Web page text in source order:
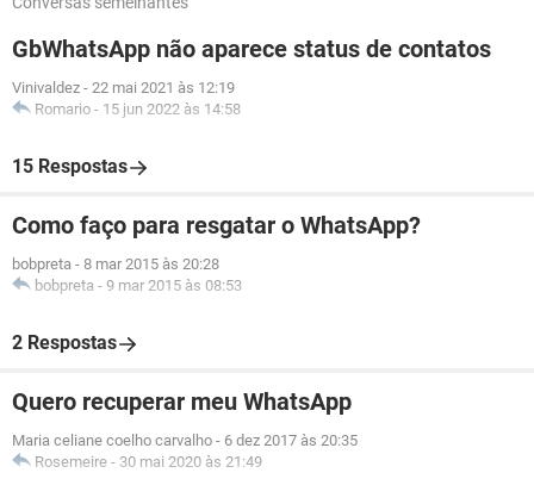
GbWhatsApp não aparece status de contatos
Vinivaldez - 22 mai 2021 às 12:19
Romario - 15 jun 2022 às 14:58
15 Respostas
Como faço para resgatar o WhatsApp?
bobpreta - 8 mar 2015 às 20:28
bobpreta - 9 mar 2015 às 08:53
2 Respostas
Quero recuperar meu WhatsApp
Maria celiane coelho carvalho - 6 dez 2017 às 20:35
Rosemeire - 30 mai 2020 às 21:49